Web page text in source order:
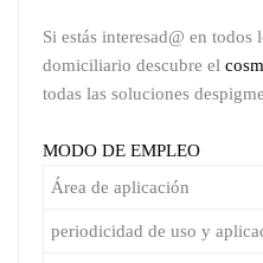
Si estás interesad@ en
domiciliario descubre el
todas las soluciones
MODO DE EMPLEO
Área de aplicación
periodicidad de uso y